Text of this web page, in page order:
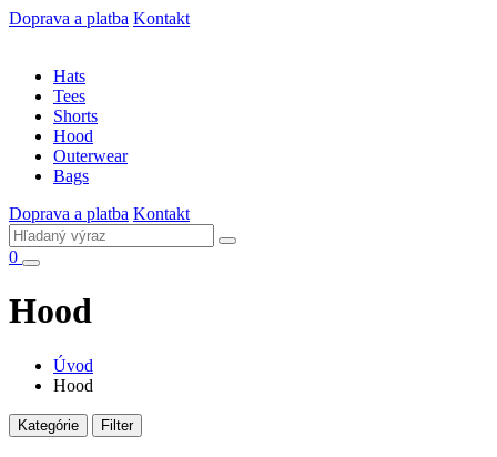
Doprava a platba Kontakt
Hats
Tees
Shorts
Hood
Outerwear
Bags
Doprava a platba Kontakt
0
Hood
Úvod
Hood
Kategórie Filter